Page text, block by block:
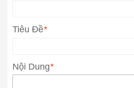
*
Tiêu Đề
*
Nội Dung